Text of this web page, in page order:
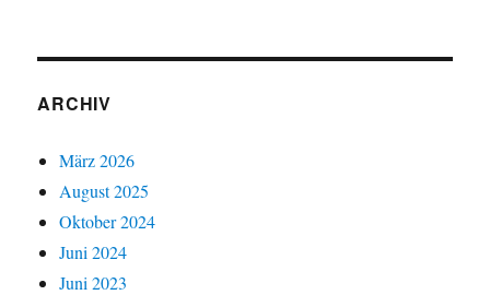
ARCHIV
März 2026
August 2025
Oktober 2024
Juni 2024
Juni 2023